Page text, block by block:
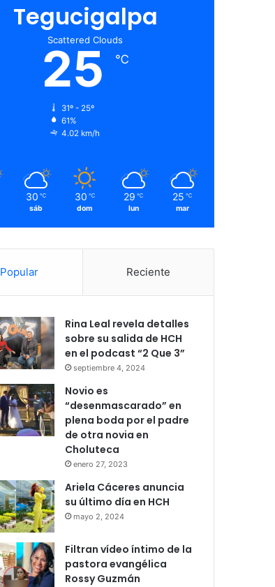
Tegucigalpa
Scattered Clouds
25 ℃
31º - 25º
61%
4.02 km/h
30 ℃
sáb
30 ℃
dom
29 ℃
lun
25 ℃
mar
Popular Reciente
Rina Leal revela detalles
sobre su salida de HCH
en el podcast “2 Que 3”
septiembre 4, 2024
Novio es
“desenmascarado” en
plena boda por el padre
de otra novia en
Choluteca
enero 27, 2023
Ariela Cáceres anuncia
su último día en HCH
mayo 2, 2024
Filtran vídeo íntimo de la
pastora evangélica
Rossy Guzmán